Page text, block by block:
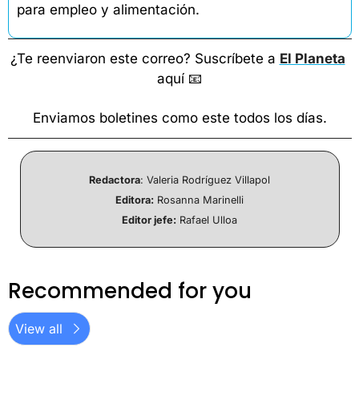
para empleo y alimentación.
¿Te reenviaron este correo? Suscríbete a El Planeta
aquí 📧
Enviamos boletines como este todos los días.
Redactora: Valeria Rodríguez Villapol
Editora: Rosanna Marinelli
Editor jefe: Rafael Ulloa
Recommended for you
View all